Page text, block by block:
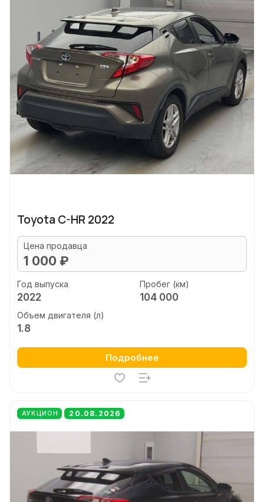
Toyota C-HR 2022
Цена продавца
1 000 ₽
Год выпуска
2022
Пробег (км)
104 000
Объем двигателя (л)
1.8
Подробнее
АУКЦИОН 20.08.2026